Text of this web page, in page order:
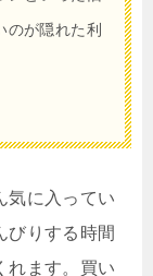
のが隠れた利
気に入ってい
びりする時間
れます。買い